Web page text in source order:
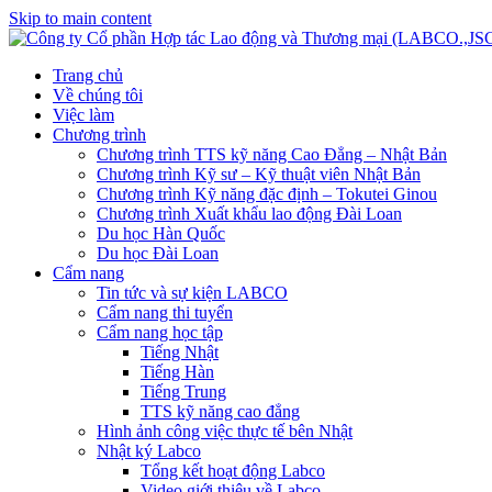
Skip to main content
Trang chủ
Về chúng tôi
Việc làm
Chương trình
Chương trình TTS kỹ năng Cao Đẳng – Nhật Bản
Chương trình Kỹ sư – Kỹ thuật viên Nhật Bản
Chương trình Kỹ năng đặc định – Tokutei Ginou
Chương trình Xuất khẩu lao động Đài Loan
Du học Hàn Quốc
Du học Đài Loan
Cẩm nang
Tin tức và sự kiện LABCO
Cẩm nang thi tuyển
Cẩm nang học tập
Tiếng Nhật
Tiếng Hàn
Tiếng Trung
TTS kỹ năng cao đẳng
Hình ảnh công việc thực tế bên Nhật
Nhật ký Labco
Tổng kết hoạt động Labco